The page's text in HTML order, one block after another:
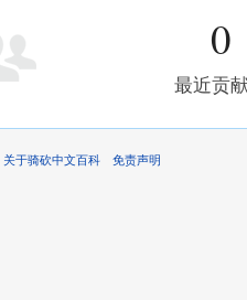
0
最近贡
关于骑砍中文百科 免责声明